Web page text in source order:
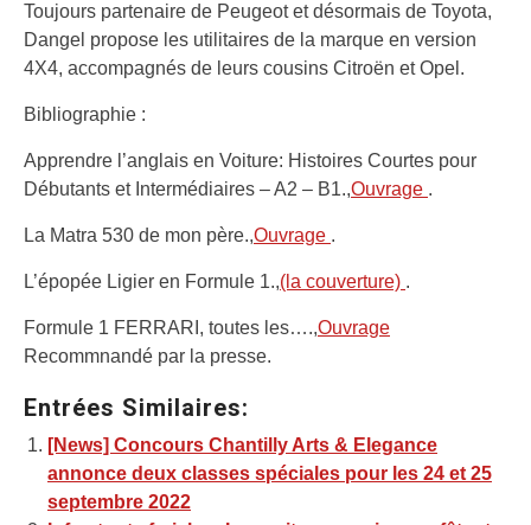
Toujours partenaire de Peugeot et désormais de Toyota,
Dangel propose les utilitaires de la marque en version
4X4, accompagnés de leurs cousins Citroën et Opel.
Bibliographie :
Apprendre l’anglais en Voiture: Histoires Courtes pour
Débutants et Intermédiaires – A2 – B1.,Ouvrage .
La Matra 530 de mon père.,Ouvrage .
L’épopée Ligier en Formule 1.,(la couverture) .
Formule 1 FERRARI, toutes les….,Ouvrage
Recommnandé par la presse.
Entrées Similaires:
[News] Concours Chantilly Arts & Elegance
annonce deux classes spéciales pour les 24 et 25
septembre 2022